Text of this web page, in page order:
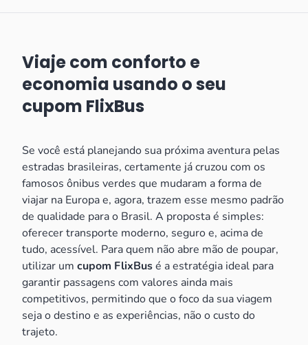
Viaje com conforto e
economia usando o seu
cupom FlixBus
Se você está planejando sua próxima aventura pelas
estradas brasileiras, certamente já cruzou com os
famosos ônibus verdes que mudaram a forma de
viajar na Europa e, agora, trazem esse mesmo padrão
de qualidade para o Brasil. A proposta é simples:
oferecer transporte moderno, seguro e, acima de
tudo, acessível. Para quem não abre mão de poupar,
utilizar um cupom FlixBusé a estratégia ideal para
garantir passagens com valores ainda mais
competitivos, permitindo que o foco da sua viagem
seja o destino e as experiências, não o custo do
trajeto.